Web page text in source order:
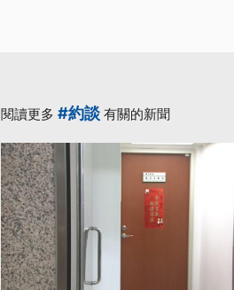
閱讀更多 #約談 有關的新聞